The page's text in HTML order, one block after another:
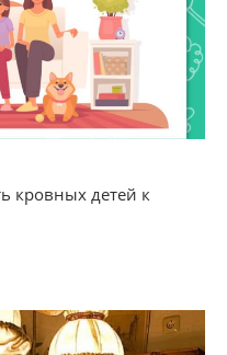
кровных детей к